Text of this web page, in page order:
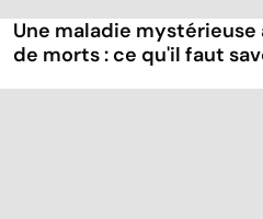
Une maladie
de morts : ce qu'il faut